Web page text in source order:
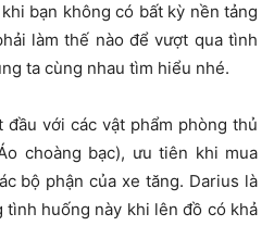
bạn không có bất kỳ nền tảng
làm thế nào để vượt qua tình
ta cùng nhau tìm hiểu nhé.
với các vật phẩm phòng thủ
choàng bạc), ưu tiên khi mua
bộ phận của xe tăng. Darius là
huống này khi lên đồ có khả